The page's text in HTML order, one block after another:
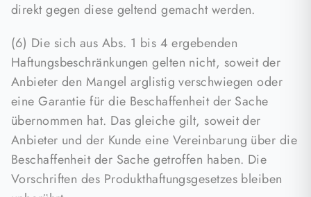
direkt gegen diese geltend gemacht werden.
(6) Die sich aus Abs. 1 bis 4 ergebenden
Haftungsbeschränkungen gelten nicht, soweit der
Anbieter den Mangel arglistig verschwiegen oder
eine Garantie für die Beschaffenheit der Sache
übernommen hat. Das gleiche gilt, soweit der
Anbieter und der Kunde eine Vereinbarung über die
Beschaffenheit der Sache getroffen haben. Die
Vorschriften des Produkthaftungsgesetzes bleiben